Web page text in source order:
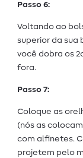
Passo 6:
Voltando ao
superior da sua
você dobra os
fora.
Passo 7:
Coloque as
(nós as
com alfinetes.
projetem pelo